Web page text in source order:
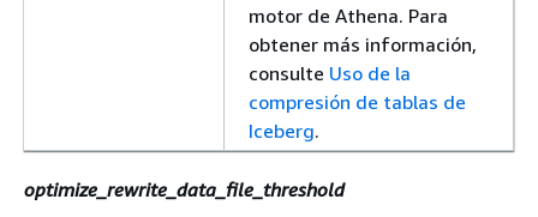
motor de Athena. Para
obtener más información,
consulte Uso de la
compresión de tablas de
Iceberg.
optimize_rewrite_data_file_threshold